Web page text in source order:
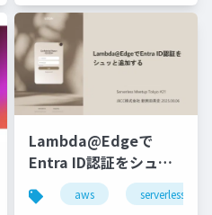
Lambda@Edgeで
Entra ID認証をシュッ
と追加する
aws serverless